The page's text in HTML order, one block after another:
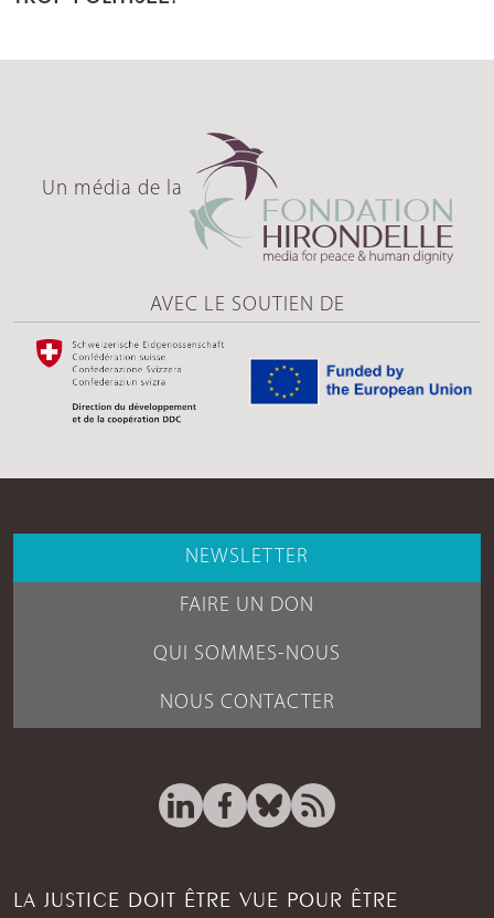
Un média de la
AVEC LE SOUTIEN DE
NEWSLETTER
FAIRE UN DON
QUI SOMMES-NOUS
NOUS CONTACTER
LA JUSTICE DOIT ÊTRE VUE POUR ÊTRE